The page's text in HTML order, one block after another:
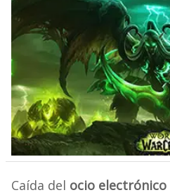
Caída del ocio electrónico